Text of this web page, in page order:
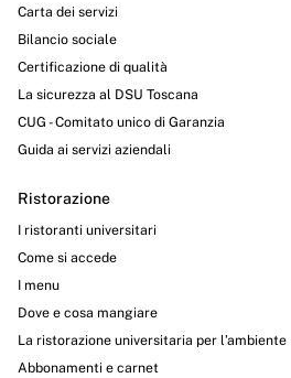
Carta dei servizi
Bilancio sociale
Certificazione di qualità
La sicurezza al DSU Toscana
CUG - Comitato unico di Garanzia
Guida ai servizi aziendali
Ristorazione
I ristoranti universitari
Come si accede
I menu
Dove e cosa mangiare
La ristorazione universitaria per l’ambiente
Abbonamenti e carnet